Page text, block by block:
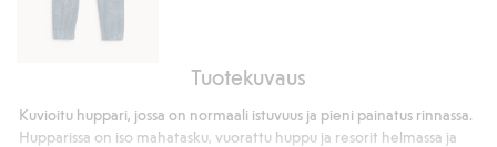
Tuotekuvaus
Kuvioitu huppari, jossa on normaali istuvuus ja pieni painatus rinnassa.
Hupparissa on iso mahatasku, vuorattu huppu ja resorit helmassa ja